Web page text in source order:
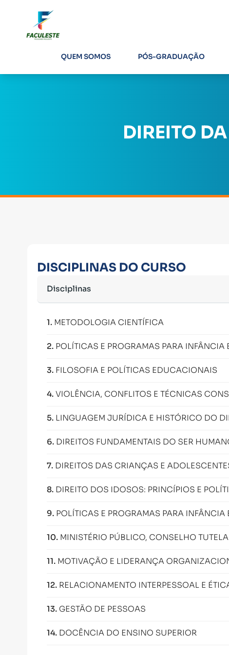
QUEM SOMOS PÓS-GRADUAÇÃO
DIREITO
DISCIPLINAS DO CURSO
Disciplinas
1. METODOLOGIA CIENTÍFICA
2. POLÍTICAS E PROGRAMAS PARA INFÂNCIA
3. FILOSOFIA E POLÍTICAS EDUCACIONAIS
4.VIOLÊNCIA, CONFLITOS E TÉCNICAS
5. LINGUAGEM JURÍDICA E HISTÓRICO DO
6. DIREITOS FUNDAMENTAIS DO SER
7. DIREITOS DAS CRIANÇAS E
8. DIREITO DOS IDOSOS: PRINCÍPIOS E
9. POLÍTICAS E PROGRAMAS PARA INFÂNCIA
10. MINISTÉRIO PÚBLICO, CONSELHO
11. MOTIVAÇÃO E LIDERANÇA
12. RELACIONAMENTO INTERPESSOAL E
13. GESTÃO DE PESSOAS
14. DOCÊNCIA DO ENSINO SUPERIOR